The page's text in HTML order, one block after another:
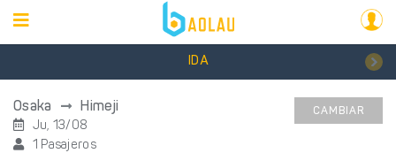
IDA
Osaka Himeji
Ju, 13/08
1 Pasajeros
CAMBIAR